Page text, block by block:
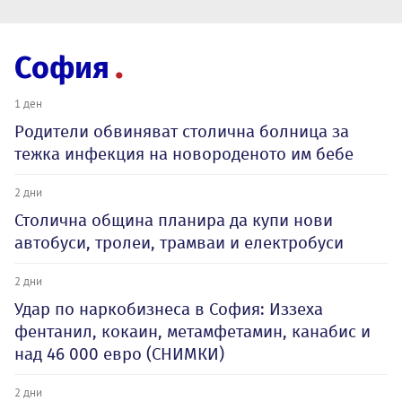
София
1 ден
Родители обвиняват столична болница за
тежка инфекция на новороденото им бебе
2 дни
Столична община планира да купи нови
автобуси, тролеи, трамваи и електробуси
2 дни
Удар по наркобизнеса в София: Иззеха
фентанил, кокаин, метамфетамин, канабис и
над 46 000 евро (СНИМКИ)
2 дни